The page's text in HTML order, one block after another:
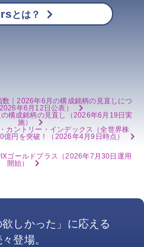
とは？
｜2026年6月の構成銘柄の見直しにつ
2026年6月12日公表）
構成銘柄の見直し
（2026年6月19日実
施）
カントリー・インデックス（全世界株
円を突破！
（2026年4月9日時点）
ゴールドプラス
（2026年7月30日運用
開始）
しかった」に応える
登場。